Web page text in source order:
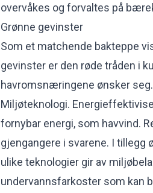
overvåkes og forvaltes på
Grønne gevinster
Som et matchende bakteppe
gevinster er den røde tråden i
havromsnæringene ønsker
Miljøteknologi.
fornybar energi, som havvind.
gjengangere i svarene. I tillegg
ulike teknologier gir av
undervannsfarkoster som kan